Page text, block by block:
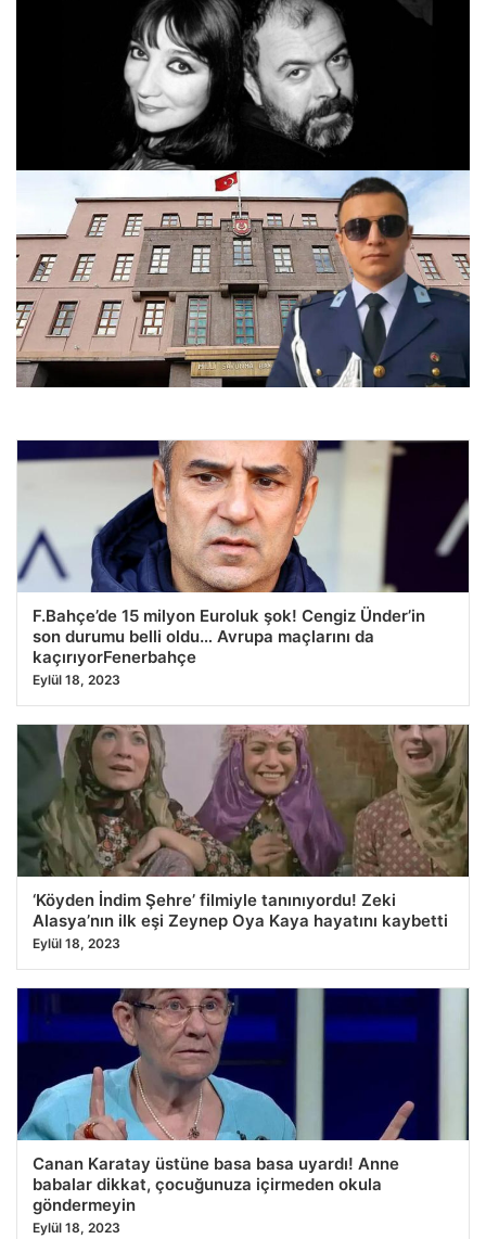
Gülriz Sururi-Engin Cezzar Tiyatro Teşvik Ödülü’nün
sahipleri belirlendi
24.07.2026 12:24
MSB, Harbiyeli Veli Bilgin’in Ölümüyle İlgili İncelemeleri
Sürdürüyor
F.Bahçe’de 15 milyon Euroluk şok! Cengiz Ünder’in
son durumu belli oldu… Avrupa maçlarını da
kaçırıyorFenerbahçe
Eylül 18, 2023
‘Köyden İndim Şehre’ filmiyle tanınıyordu! Zeki
Alasya’nın ilk eşi Zeynep Oya Kaya hayatını kaybetti
Eylül 18, 2023
Canan Karatay üstüne basa basa uyardı! Anne
babalar dikkat, çocuğunuza içirmeden okula
göndermeyin
Eylül 18, 2023